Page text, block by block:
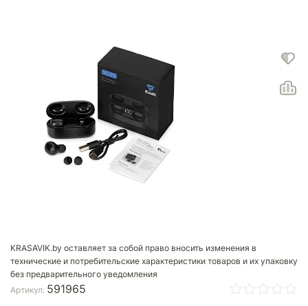
KRASAVIK.by оставляет за собой право вносить изменения в
технические и потребительские характеристики товаров и их упаковку
без предварительного уведомления
Артикул: 591965